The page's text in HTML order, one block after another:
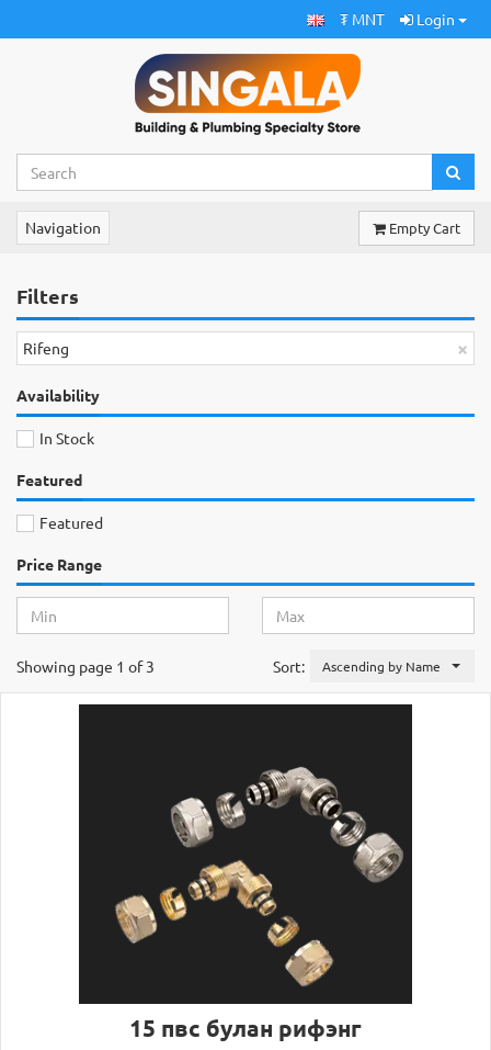
₮ MNT Login
Navigation Empty Cart
Filters
×
Rifeng
Availability
In Stock
Featured
Featured
Price Range
Sort: Ascending by Name
Showing page 1 of 3
15 пвс булан рифэнг